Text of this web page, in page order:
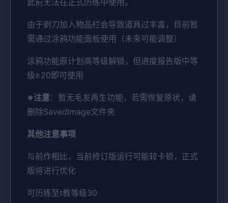
此前无法在正式历练中使用。
由于剃刀加入物品栏会导致道具过丰富，目前暂
需通过涂鸦功能面板使用（未来可能调整）
涂鸦功能原计划高等级解锁，但进度报告版中等
级≥20即可使用
※注意：暂无毛发再生功能，若需恢复原状，请
删除SavedImage文件夹
其他注意事项
与前作相比，当前修订版运行可能较卡顿，正式
版将进行优化
可历练至t教等级30